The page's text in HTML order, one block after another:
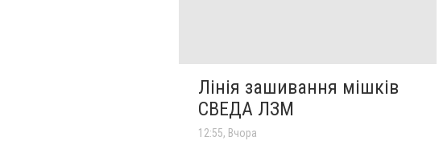
Лінія зашивання мішків
СВЕДА ЛЗМ
12:55, Вчора